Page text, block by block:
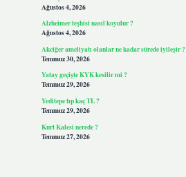
Ağustos 4, 2026
Alzheimer teşhisi nasıl koyulur ?
Ağustos 4, 2026
Akciğer ameliyatı olanlar ne kadar sürede iyileşir ?
Temmuz 30, 2026
Yatay geçişte KYK kesilir mi ?
Temmuz 29, 2026
Yeditepe tıp kaç TL ?
Temmuz 29, 2026
Kurt Kalesi nerede ?
Temmuz 27, 2026